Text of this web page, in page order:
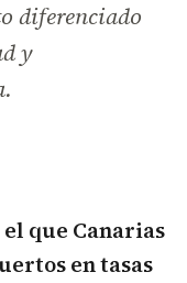
diferenciado
y
que Canarias
en tasas